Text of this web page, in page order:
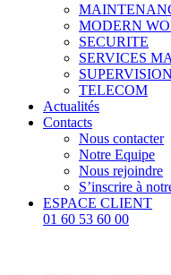
MODERN
SECURITE
SERVICES
SUPERVISION
TELECOM
Actualités
Contacts
Nous contacter
Notre Equipe
Nous rejoindre
S’inscrire à
ESPACE CLIENT
01 60 53 60 00